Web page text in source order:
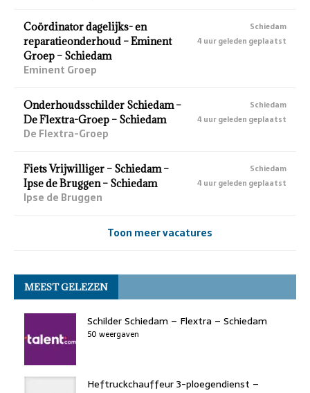
Coördinator dagelijks- en
reparatieonderhoud – Eminent
Groep – Schiedam
Eminent Groep
Schiedam
4 uur geleden geplaatst
Onderhoudsschilder Schiedam –
De Flextra-Groep – Schiedam
De Flextra-Groep
Schiedam
4 uur geleden geplaatst
Fiets Vrijwilliger – Schiedam –
Ipse de Bruggen – Schiedam
Ipse de Bruggen
Schiedam
4 uur geleden geplaatst
Toon meer vacatures
MEEST GELEZEN
Schilder Schiedam – Flextra – Schiedam
50 weergaven
Heftruckchauffeur 3-ploegendienst –